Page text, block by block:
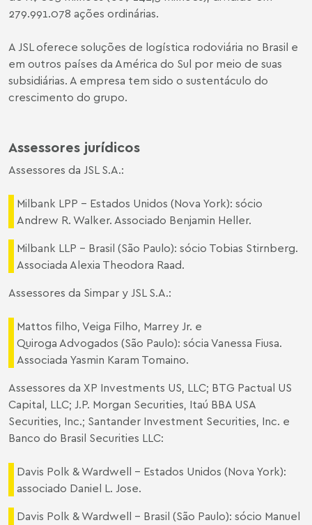
279.991.078 ações ordinárias.
A JSL oferece soluções de logística rodoviária no Brasil e
em outros países da América do Sul por meio de suas
subsidiárias. A empresa tem sido o sustentáculo do
crescimento do grupo.
Assessores jurídicos
Assessores da JSL S.A.:
Milbank LPP - Estados Unidos (Nova York): sócio
Andrew R. Walker. Associado Benjamin Heller.
Milbank LLP - Brasil (São Paulo): sócio Tobias Stirnberg.
Associada Alexia Theodora Raad.
Assessores da Simpar y JSL S.A.:
Mattos filho, Veiga Filho, Marrey Jr. e
Quiroga Advogados (São Paulo): sócia Vanessa Fiusa.
Associada Yasmin Karam Tomaino.
Assessores da XP Investments US, LLC; BTG Pactual US
Capital, LLC; J.P. Morgan Securities, Itaú BBA USA
Securities, Inc.; Santander Investment Securities, Inc. e
Banco do Brasil Securities LLC:
Davis Polk & Wardwell – Estados Unidos (Nova York):
associado Daniel L. Jose.
Davis Polk & Wardwell - Brasil (São Paulo): sócio Manuel